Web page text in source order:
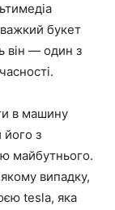
букет
він — один з
в машину
його з
майбутнього.
випадку,
tesla, яка